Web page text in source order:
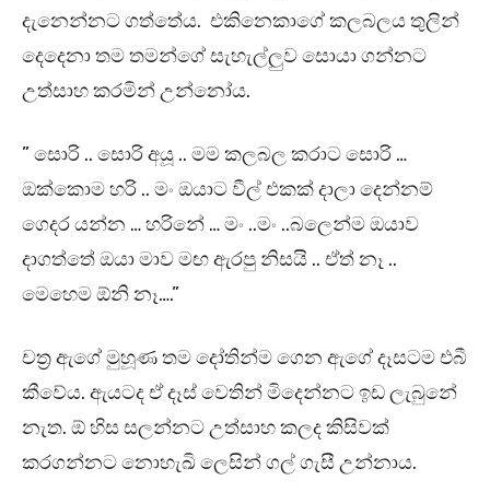
දැනෙන්නට ගත්තේය. එකිනෙකාගේ කලබලය තුලින්
දෙදෙනා තම තමන්ගේ සැහැල්ලුව සොයා ගන්නට
උත්සාහ කරමින් උන්නෝය.
” සොරි .. සොරි අයූ .. මම කලබල කරාට සොරි …
ඔක්කොම හරි .. මං ඔයාට වීල් එකක් දාලා දෙන්නම්
ගෙදර යන්න … හරිනේ … මං ..මං ..බලෙන්ම ඔයාව
දාගත්තේ ඔයා මාව මඟ ඇරපු නිසයි .. ඒත් නෑ ..
මෙහෙම ඕනි නෑ….”
චත්‍ර ඇගේ මුහූණ තම දෝතින්ම ගෙන ඇගේ දෑසටම එබී
කීවේය. ඇයටද ඒ දෑස් වෙතින් මිදෙන්නට ඉඩ ලැබුනේ
නැත. ඕ හිස සලන්නට උත්සාහ කලද කිසිවක්
කරගන්නට නොහැඛි ලෙසින් ගල් ගැසී උන්නාය.